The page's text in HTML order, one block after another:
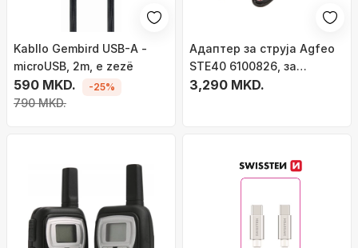
Kabllo Gembird USB-A -
microUSB, 2m, e zezë
590 MKD.
790 MKD.
-25%
Адаптер за струја Agfeo
STE40 6100826, за
телефони ST40 ST42
3,290 MKD.